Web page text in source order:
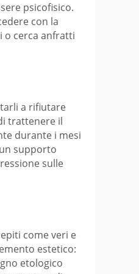
psicofisico.
con la
o cerca anfratti
a rifiutare
trattenere il
durante i mesi
supporto
sulle
come veri e
estetico:
etologico